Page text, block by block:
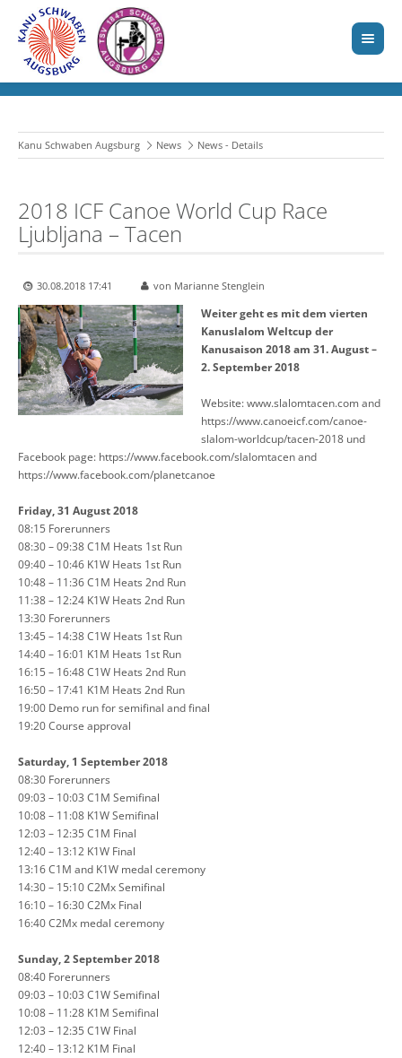
Kanu Schwaben Augsburg News News - Details
2018 ICF Canoe World Cup Race
Ljubljana – Tacen
30.08.2018 17:41 von Marianne Stenglein
Weiter geht es mit dem vierten
Kanuslalom Weltcup der
Kanusaison 2018 am 31. August –
2. September 2018
Website: www.slalomtacen.com and
https://www.canoeicf.com/canoe-
slalom-worldcup/tacen-2018 und
Facebook page: https://www.facebook.com/slalomtacen and
https://www.facebook.com/planetcanoe
Friday, 31 August 2018
08:15 Forerunners
08:30 – 09:38 C1M Heats 1st Run
09:40 – 10:46 K1W Heats 1st Run
10:48 – 11:36 C1M Heats 2nd Run
11:38 – 12:24 K1W Heats 2nd Run
13:30 Forerunners
13:45 – 14:38 C1W Heats 1st Run
14:40 – 16:01 K1M Heats 1st Run
16:15 – 16:48 C1W Heats 2nd Run
16:50 – 17:41 K1M Heats 2nd Run
19:00 Demo run for semifinal and final
19:20 Course approval
Saturday, 1 September 2018
08:30 Forerunners
09:03 – 10:03 C1M Semifinal
10:08 – 11:08 K1W Semifinal
12:03 – 12:35 C1M Final
12:40 – 13:12 K1W Final
13:16 C1M and K1W medal ceremony
14:30 – 15:10 C2Mx Semifinal
16:10 – 16:30 C2Mx Final
16:40 C2Mx medal ceremony
Sunday, 2 September 2018
08:40 Forerunners
09:03 – 10:03 C1W Semifinal
10:08 – 11:28 K1M Semifinal
12:03 – 12:35 C1W Final
12:40 – 13:12 K1M Final